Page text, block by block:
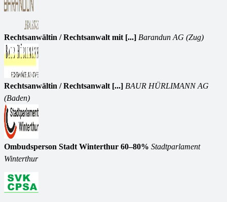
Rechtsanwältin / Rechtsanwalt mit [...] Barandun AG (Zug)
Rechtsanwältin / Rechtsanwalt [...] BAUR HÜRLIMANN AG
(Baden)
Ombudsperson Stadt Winterthur 60–80% Stadtparlament
Winterthur